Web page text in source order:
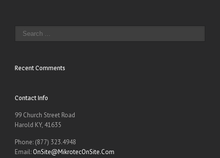
Recent Comments
Contact Info
99 Church Street Road
Harold KY, 41635
Phone: (877) 323.4948
Email: OnSite@MikrotecOnSite.Com